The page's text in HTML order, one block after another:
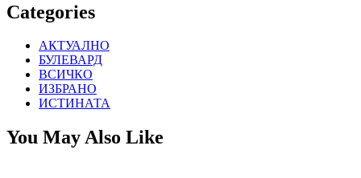
Categories
АКТУАЛНО
БУЛЕВАРД
ВСИЧКО
ИЗБРАНО
ИСТИНАТА
You May Also Like